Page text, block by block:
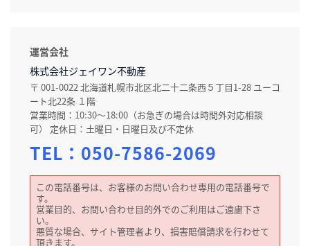
運営会社
株式会社ジェイワン不動産
〒 001-0022 北海道札幌市北区北二十二条西５丁目1-28 ユーコ
ート北22条 １階
営業時間：10:30～18:00（お急ぎの場合は時間外対応相談
可） 定休日：土曜日・日曜日及び不定休
TEL： 050-7586-2069
この電話番号は、お客様のお問い合わせ専用の電話番号で
す。
営業目的、お問い合わせ目的外でのご利用はご遠慮下さ
い。
悪質な場合、サイト管理者より、損害賠償請求を行わせて
頂きます。